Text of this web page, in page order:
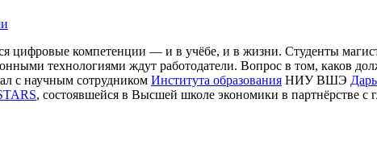
цифровые компетенции — и в учёбе, и в жизни. Студенты
технологиями ждут работодатели. Вопрос в том, каков
с научным сотрудником Института образования НИУ ВШЭ
, состоявшейся в Высшей школе экономики в партнёрстве с